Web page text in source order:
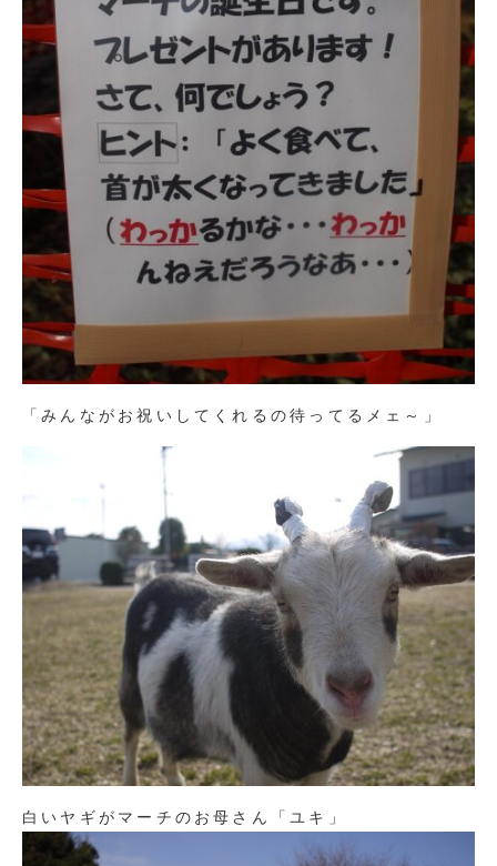
「みんながお祝いしてくれるの待ってるメェ～」
白いヤギがマーチのお母さん「ユキ」